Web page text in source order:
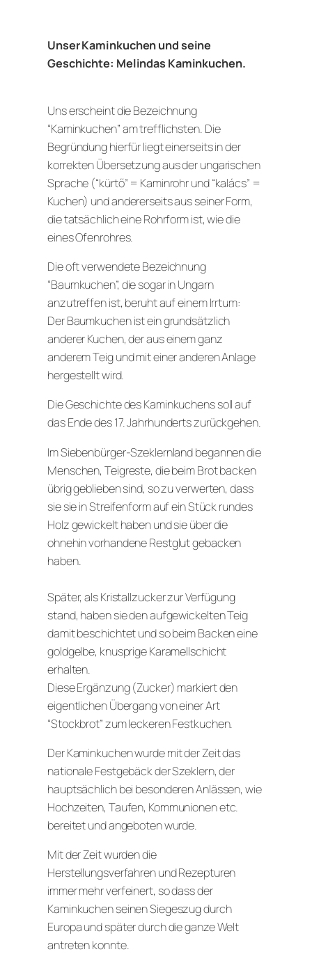
Unser Kaminkuchen und seine
Geschichte: Melindas Kaminkuchen.
Uns erscheint die Bezeichnung
“Kaminkuchen” am trefflichsten. Die
Begründung hierfür liegt einerseits in der
korrekten Übersetzung aus der ungarischen
Sprache (“kürtő” = Kaminrohr und “kalács” =
Kuchen) und andererseits aus seiner Form,
die tatsächlich eine Rohrform ist, wie die
eines Ofenrohres.
Die oft verwendete Bezeichnung
“Baumkuchen”, die sogar in Ungarn
anzutreffen ist, beruht auf einem Irrtum:
Der Baumkuchen ist ein grundsätzlich
anderer Kuchen, der aus einem ganz
anderem Teig und mit einer anderen Anlage
hergestellt wird.
Die Geschichte des Kaminkuchens soll auf
das Ende des 17. Jahrhunderts zurückgehen.
Im Siebenbürger-Szeklernland begannen die
Menschen, Teigreste, die beim Brot backen
übrig geblieben sind, so zu verwerten, dass
sie sie in Streifenform auf ein Stück rundes
Holz gewickelt haben und sie über die
ohnehin vorhandene Restglut gebacken
haben.
Später, als Kristallzucker zur Verfügung
stand, haben sie den aufgewickelten Teig
damit beschichtet und so beim Backen eine
goldgelbe, knusprige Karamellschicht
erhalten.
Diese Ergänzung (Zucker) markiert den
eigentlichen Übergang von einer Art
“Stockbrot” zum leckeren Festkuchen.
Der Kaminkuchen wurde mit der Zeit das
nationale Festgebäck der Szeklern, der
hauptsächlich bei besonderen Anlässen, wie
Hochzeiten, Taufen, Kommunionen etc.
bereitet und angeboten wurde.
Mit der Zeit wurden die
Herstellungsverfahren und Rezepturen
immer mehr verfeinert, so dass der
Kaminkuchen seinen Siegeszug durch
Europa und später durch die ganze Welt
antreten konnte.